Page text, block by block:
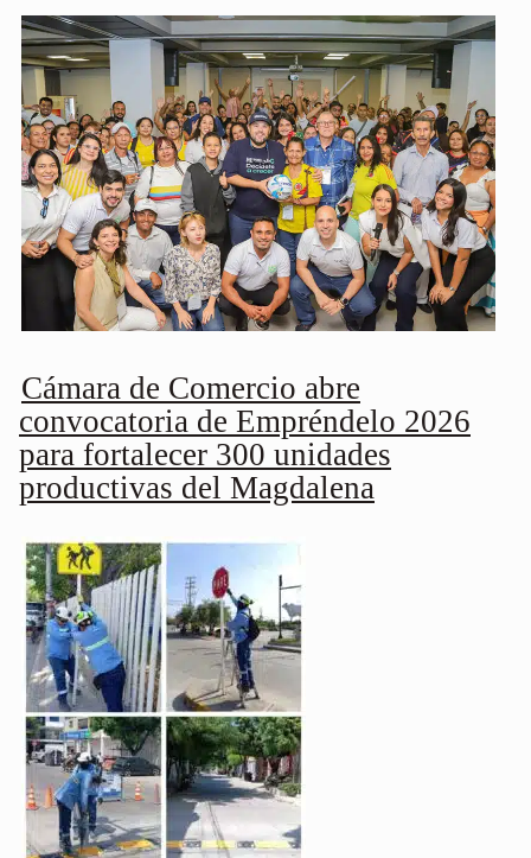
Cámara de Comercio abre
convocatoria de Empréndelo 2026
para fortalecer 300 unidades
productivas del Magdalena